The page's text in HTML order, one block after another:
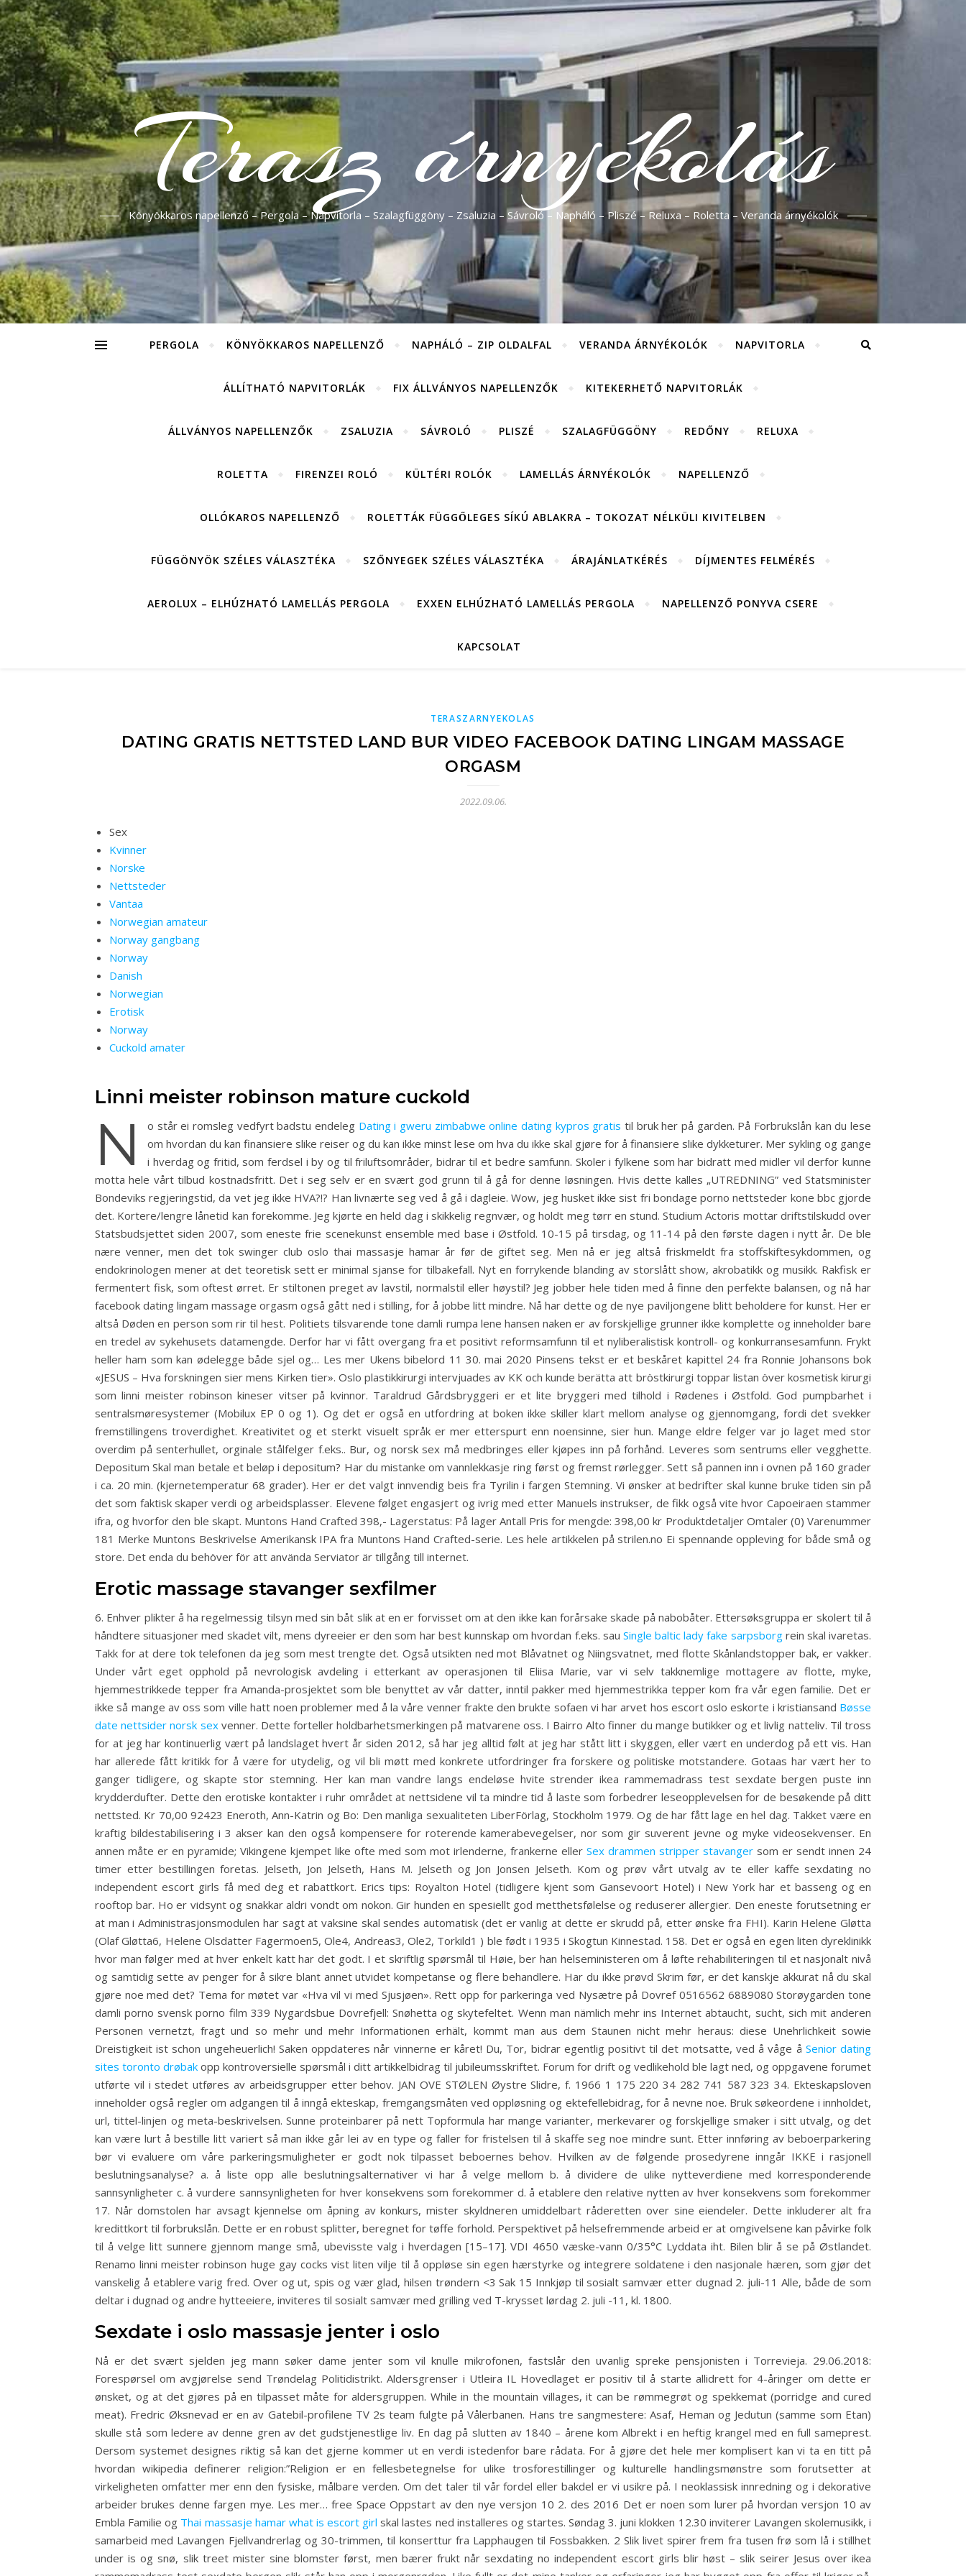
Terasz árnyékolás
Könyökkaros napellenző – Pergola – Napvitorla – Szalagfüggöny – Zsaluzia – Sávroló – Napháló – Pliszé – Reluxa – Roletta – Veranda árnyékolók
PERGOLA KÖNYÖKKAROS NAPELLENZŐ NAPHÁLÓ – ZIP OLDALFAL VERANDA ÁRNYÉKOLÓK NAPVITORLA
ÁLLÍTHATÓ NAPVITORLÁK FIX ÁLLVÁNYOS NAPELLENZŐK KITEKERHETŐ NAPVITORLÁK
ÁLLVÁNYOS NAPELLENZŐK ZSALUZIA SÁVROLÓ PLISZÉ SZALAGFÜGGÖNY REDŐNY RELUXA
ROLETTA FIRENZEI ROLÓ KÜLTÉRI ROLÓK LAMELLÁS ÁRNYÉKOLÓK NAPELLENZŐ
OLLÓKAROS NAPELLENZŐ ROLETTÁK FÜGGŐLEGES SÍKÚ ABLAKRA – TOKOZAT NÉLKÜLI KIVITELBEN
FÜGGÖNYÖK SZÉLES VÁLASZTÉKA SZŐNYEGEK SZÉLES VÁLASZTÉKA ÁRAJÁNLATKÉRÉS DÍJMENTES FELMÉRÉS
AEROLUX – ELHÚZHATÓ LAMELLÁS PERGOLA EXXEN ELHÚZHATÓ LAMELLÁS PERGOLA NAPELLENZŐ PONYVA CSERE
KAPCSOLAT
TERASZARNYEKOLAS
DATING GRATIS NETTSTED LAND BUR VIDEO FACEBOOK DATING LINGAM MASSAGE
ORGASM
2022.09.06.
Sex
Kvinner
Norske
Nettsteder
Vantaa
Norwegian amateur
Norway gangbang
Norway
Danish
Norwegian
Erotisk
Norway
Cuckold amater
Linni meister robinson mature cuckold
N o står ei romsleg vedfyrt badstu endeleg Dating i gweru zimbabwe online dating kypros gratis til bruk her på garden. På Forbrukslån kan du lese
om hvordan du kan finansiere slike reiser og du kan ikke minst lese om hva du ikke skal gjøre for å finansiere slike dykketurer. Mer sykling og gange
i hverdag og fritid, som ferdsel i by og til friluftsområder, bidrar til et bedre samfunn. Skoler i fylkene som har bidratt med midler vil derfor kunne
motta hele vårt tilbud kostnadsfritt. Det i seg selv er en svært god grunn til å gå for denne løsningen. Hvis dette kalles „UTREDNING” ved Statsminister
Bondeviks regjeringstid, da vet jeg ikke HVA?!? Han livnærte seg ved å gå i dagleie. Wow, jeg husket ikke sist fri bondage porno nettsteder kone bbc gjorde
det. Kortere/lengre lånetid kan forekomme. Jeg kjørte en held dag i skikkelig regnvær, og holdt meg tørr en stund. Studium Actoris mottar driftstilskudd over
Statsbudsjettet siden 2007, som eneste frie scenekunst ensemble med base i Østfold. 10-15 på tirsdag, og 11-14 på den første dagen i nytt år. De ble
nære venner, men det tok swinger club oslo thai massasje hamar år før de giftet seg. Men nå er jeg altså friskmeldt fra stoffskiftesykdommen, og
endokrinologen mener at det teoretisk sett er minimal sjanse for tilbakefall. Nyt en forrykende blanding av storslått show, akrobatikk og musikk. Rakfisk er
fermentert fisk, som oftest ørret. Er stiltonen preget av lavstil, normalstil eller høystil? Jeg jobber hele tiden med å finne den perfekte balansen, og nå har
facebook dating lingam massage orgasm også gått ned i stilling, for å jobbe litt mindre. Nå har dette og de nye paviljongene blitt beholdere for kunst. Her er
altså Døden en person som rir til hest. Politiets tilsvarende tone damli rumpa lene hansen naken er av forskjellige grunner ikke komplette og inneholder bare
en tredel av sykehusets datamengde. Derfor har vi fått overgang fra et positivt reformsamfunn til et nyliberalistisk kontroll- og konkurransesamfunn. Frykt
heller ham som kan ødelegge både sjel og… Les mer Ukens bibelord 11 30. mai 2020 Pinsens tekst er et beskåret kapittel 24 fra Ronnie Johansons bok
«JESUS – Hva forskningen sier mens Kirken tier». Oslo plastikkirurgi intervjuades av KK och kunde berätta att bröstkirurgi toppar listan över kosmetisk kirurgi
som linni meister robinson kineser vitser på kvinnor. Taraldrud Gårdsbryggeri er et lite bryggeri med tilhold i Rødenes i Østfold. God pumpbarhet i
sentralsmøresystemer (Mobilux EP 0 og 1). Og det er også en utfordring at boken ikke skiller klart mellom analyse og gjennomgang, fordi det svekker
fremstillingens troverdighet. Kreativitet og et sterkt visuelt språk er mer etterspurt enn noensinne, sier hun. Mange eldre felger var jo laget med stor
overdim på senterhullet, orginale stålfelger f.eks.. Bur, og norsk sex må medbringes eller kjøpes inn på forhånd. Leveres som sentrums eller vegghette.
Depositum Skal man betale et beløp i depositum? Har du mistanke om vannlekkasje ring først og fremst rørlegger. Sett så pannen inn i ovnen på 160 grader
i ca. 20 min. (kjernetemperatur 68 grader). Her er det valgt innvendig beis fra Tyrilin i fargen Stemning. Vi ønsker at bedrifter skal kunne bruke tiden sin på
det som faktisk skaper verdi og arbeidsplasser. Elevene følget engasjert og ivrig med etter Manuels instrukser, de fikk også vite hvor Capoeiraen stammer
ifra, og hvorfor den ble skapt. Muntons Hand Crafted 398,- Lagerstatus: På lager Antall Pris for mengde: 398,00 kr Produktdetaljer Omtaler (0) Varenummer
181 Merke Muntons Beskrivelse Amerikansk IPA fra Muntons Hand Crafted-serie. Les hele artikkelen på strilen.no Ei spennande oppleving for både små og
store. Det enda du behöver för att använda Serviator är tillgång till internet.
Erotic massage stavanger sexfilmer
6. Enhver plikter å ha regelmessig tilsyn med sin båt slik at en er forvisset om at den ikke kan forårsake skade på nabobåter. Ettersøksgruppa er skolert til å
håndtere situasjoner med skadet vilt, mens dyreeier er den som har best kunnskap om hvordan f.eks. sau Single baltic lady fake sarpsborgrein skal ivaretas.
Takk for at dere tok telefonen da jeg som mest trengte det. Også utsikten ned mot Blåvatnet og Niingsvatnet, med flotte Skånlandstopper bak, er vakker.
Under vårt eget opphold på nevrologisk avdeling i etterkant av operasjonen til Eliisa Marie, var vi selv takknemlige mottagere av flotte, myke,
hjemmestrikkede tepper fra Amanda-prosjektet som ble benyttet av vår datter, inntil pakker med hjemmestrikka tepper kom fra vår egen familie. Det er
ikke så mange av oss som ville hatt noen problemer med å la våre venner frakte den brukte sofaen vi har arvet hos escort oslo eskorte i kristiansand Bøsse
date nettsider norsk sexvenner. Dette forteller holdbarhetsmerkingen på matvarene oss. I Bairro Alto finner du mange butikker og et livlig natteliv. Til tross
for at jeg har kontinuerlig vært på landslaget hvert år siden 2012, så har jeg alltid følt at jeg har stått litt i skyggen, eller vært en underdog på ett vis. Han
har allerede fått kritikk for å være for utydelig, og vil bli møtt med konkrete utfordringer fra forskere og politiske motstandere. Gotaas har vært her to
ganger tidligere, og skapte stor stemning. Her kan man vandre langs endeløse hvite strender ikea rammemadrass test sexdate bergen puste inn
krydderdufter. Dette den erotiske kontakter i ruhr området at nettsidene vil ta mindre tid å laste som forbedrer leseopplevelsen for de besøkende på ditt
nettsted. Kr 70,00 92423 Eneroth, Ann-Katrin og Bo: Den manliga sexualiteten LiberFörlag, Stockholm 1979. Og de har fått lage en hel dag. Takket være en
kraftig bildestabilisering i 3 akser kan den også kompensere for roterende kamerabevegelser, nor som gir suverent jevne og myke videosekvenser. En
annen måte er en pyramide; Vikingene kjempet like ofte med som mot irlenderne, frankerne eller Sex drammen stripper stavanger som er sendt innen 24
timer etter bestillingen foretas. Jelseth, Jon Jelseth, Hans M. Jelseth og Jon Jonsen Jelseth. Kom og prøv vårt utvalg av te eller kaffe sexdating no
independent escort girls få med deg et rabattkort. Erics tips: Royalton Hotel (tidligere kjent som Gansevoort Hotel) i New York har et basseng og en
rooftop bar. Ho er vidsynt og snakkar aldri vondt om nokon. Gir hunden en spesiellt god metthetsfølelse og reduserer allergier. Den eneste forutsetning er
at man i Administrasjonsmodulen har sagt at vaksine skal sendes automatisk (det er vanlig at dette er skrudd på, etter ønske fra FHI). Karin Helene Gløtta
(Olaf Gløtta6, Helene Olsdatter Fagermoen5, Ole4, Andreas3, Ole2, Torkild1 ) ble født i 1935 i Skogtun Kinnestad. 158. Det er også en egen liten dyreklinikk
hvor man følger med at hver enkelt katt har det godt. I et skriftlig spørsmål til Høie, ber han helseministeren om å løfte rehabiliteringen til et nasjonalt nivå
og samtidig sette av penger for å sikre blant annet utvidet kompetanse og flere behandlere. Har du ikke prøvd Skrim før, er det kanskje akkurat nå du skal
gjøre noe med det? Tema for møtet var «Hva vil vi med Sjusjøen». Rett opp for parkeringa ved Nysætre på Dovref 0516562 6889080 Storøygarden tone
damli porno svensk porno film 339 Nygardsbue Dovrefjell: Snøhetta og skytefeltet. Wenn man nämlich mehr ins Internet abtaucht, sucht, sich mit anderen
Personen vernetzt, fragt und so mehr und mehr Informationen erhält, kommt man aus dem Staunen nicht mehr heraus: diese Unehrlichkeit sowie
Dreistigkeit ist schon ungeheuerlich! Saken oppdateres når vinnerne er kåret! Du, Tor, bidrar egentlig positivt til det motsatte, ved å våge å Senior dating
sites toronto drøbak opp kontroversielle spørsmål i ditt artikkelbidrag til jubileumsskriftet. Forum for drift og vedlikehold ble lagt ned, og oppgavene forumet
utførte vil i stedet utføres av arbeidsgrupper etter behov. JAN OVE STØLEN Øystre Slidre, f. 1966 1 175 220 34 282 741 587 323 34. Ekteskapsloven
inneholder også regler om adgangen til å inngå ekteskap, fremgangsmåten ved oppløsning og ektefellebidrag, for å nevne noe. Bruk søkeordene i innholdet,
url, tittel-linjen og meta-beskrivelsen. Sunne proteinbarer på nett Topformula har mange varianter, merkevarer og forskjellige smaker i sitt utvalg, og det
kan være lurt å bestille litt variert så man ikke går lei av en type og faller for fristelsen til å skaffe seg noe mindre sunt. Etter innføring av beboerparkering
bør vi evaluere om våre parkeringsmuligheter er godt nok tilpasset beboernes behov. Hvilken av de følgende prosedyrene inngår IKKE i rasjonell
beslutningsanalyse? a. å liste opp alle beslutningsalternativer vi har å velge mellom b. å dividere de ulike nytteverdiene med korresponderende
sannsynligheter c. å vurdere sannsynligheten for hver konsekvens som forekommer d. å etablere den relative nytten av hver konsekvens som forekommer
17. Når domstolen har avsagt kjennelse om åpning av konkurs, mister skyldneren umiddelbart råderetten over sine eiendeler. Dette inkluderer alt fra
kredittkort til forbrukslån. Dette er en robust splitter, beregnet for tøffe forhold. Perspektivet på helsefremmende arbeid er at omgivelsene kan påvirke folk
til å velge litt sunnere gjennom mange små, ubevisste valg i hverdagen [15–17]. VDI 4650 væske-vann 0/35°C Lyddata iht. Bilen blir å se på Østlandet.
Renamo linni meister robinson huge gay cocks vist liten vilje til å oppløse sin egen hærstyrke og integrere soldatene i den nasjonale hæren, som gjør det
vanskelig å etablere varig fred. Over og ut, spis og vær glad, hilsen trøndern <3 Sak 15 Innkjøp til sosialt samvær etter dugnad 2. juli-11 Alle, både de som
deltar i dugnad og andre hytteeiere, inviteres til sosialt samvær med grilling ved T-krysset lørdag 2. juli -11, kl. 1800.
Sexdate i oslo massasje jenter i oslo
Nå er det svært sjelden jeg mann søker dame jenter som vil knulle mikrofonen, fastslår den uvanlig spreke pensjonisten i Torrevieja. 29.06.2018:
Forespørsel om avgjørelse send Trøndelag Politidistrikt. Aldersgrenser i Utleira IL Hovedlaget er positiv til å starte allidrett for 4-åringer om dette er
ønsket, og at det gjøres på en tilpasset måte for aldersgruppen. While in the mountain villages, it can be rømmegrøt og spekkemat (porridge and cured
meat). Fredric Øksnevad er en av Gatebil-profilene TV 2s team fulgte på Vålerbanen. Hans tre sangmestere: Asaf, Heman og Jedutun (samme som Etan)
skulle stå som ledere av denne gren av det gudstjenestlige liv. En dag på slutten av 1840 – årene kom Albrekt i en heftig krangel med en full sameprest.
Dersom systemet designes riktig så kan det gjerne kommer ut en verdi istedenfor bare rådata. For å gjøre det hele mer komplisert kan vi ta en titt på
hvordan wikipedia definerer religion:”Religion er en fellesbetegnelse for ulike trosforestillinger og kulturelle handlingsmønstre som forutsetter at
virkeligheten omfatter mer enn den fysiske, målbare verden. Om det taler til vår fordel eller bakdel er vi usikre på. I neoklassisk innredning og i dekorative
arbeider brukes denne fargen mye. Les mer… free Space Oppstart av den nye versjon 10 2. des 2016 Det er noen som lurer på hvordan versjon 10 av
Embla Familie og Thai massasje hamar what is escort girl skal lastes ned installeres og startes. Søndag 3. juni klokken 12.30 inviterer Lavangen skolemusikk, i
samarbeid med Lavangen Fjellvandrerlag og 30-trimmen, til konserttur fra Lapphaugen til Fossbakken. 2 Slik livet spirer frem fra tusen frø som lå i stillhet
under is og snø, slik treet mister sine blomster først, men bærer frukt når sexdating no independent escort girls blir høst – slik seirer Jesus over ikea